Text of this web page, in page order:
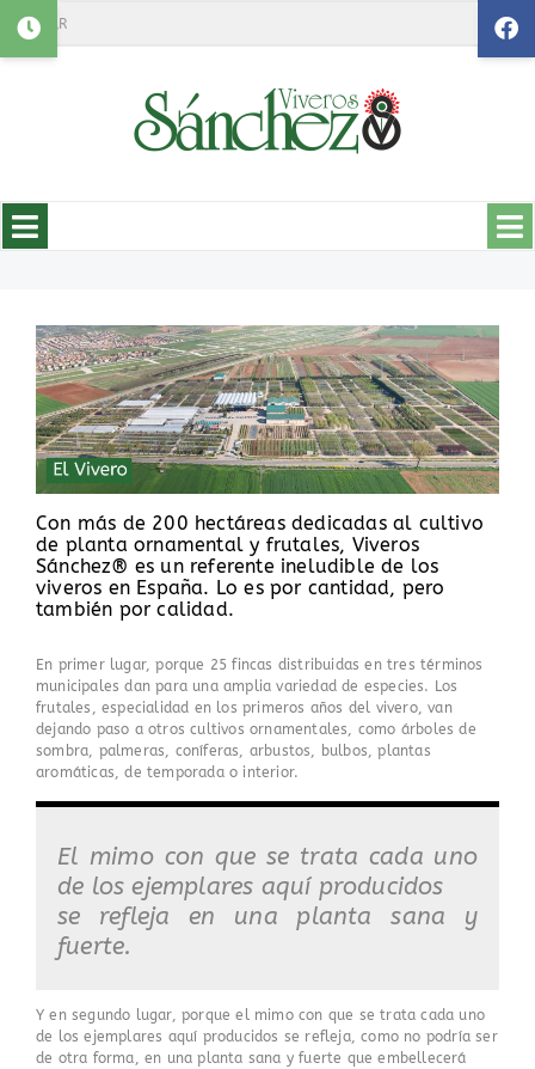
Con más de 200 hectáreas dedicadas al cultivo
de planta ornamental y frutales, Viveros
Sánchez® es un referente ineludible de los
viveros en España. Lo es por cantidad, pero
también por calidad.
En primer lugar, porque 25 fincas distribuidas en tres términos
municipales dan para una amplia variedad de especies. Los
frutales, especialidad en los primeros años del vivero, van
dejando paso a otros cultivos ornamentales, como árboles de
sombra, palmeras, coníferas, arbustos, bulbos, plantas
aromáticas, de temporada o interior.
El mimo con que se trata cada uno
de los ejemplares aquí producidos
se refleja en una planta sana y
fuerte.
Y en segundo lugar, porque el mimo con que se trata cada uno
de los ejemplares aquí producidos se refleja, como no podría ser
de otra forma, en una planta sana y fuerte que embellecerá